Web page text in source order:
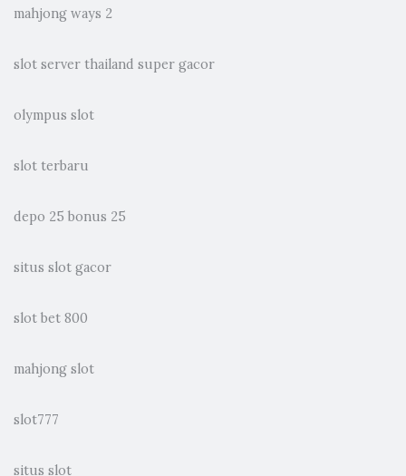
mahjong ways 2
slot server thailand super gacor
olympus slot
slot terbaru
depo 25 bonus 25
situs slot gacor
slot bet 800
mahjong slot
slot777
situs slot